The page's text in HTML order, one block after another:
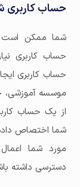
حساب کاربری
شما ممکن است
حساب کاربری
حساب کاربری
موسسه آموزشی،
از یک حساب
شما اختصاص
مورد شما
دسترسی داشته